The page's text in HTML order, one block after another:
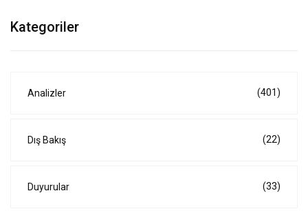
Kategoriler
Analizler (401)
Dış Bakış (22)
Duyurular (33)